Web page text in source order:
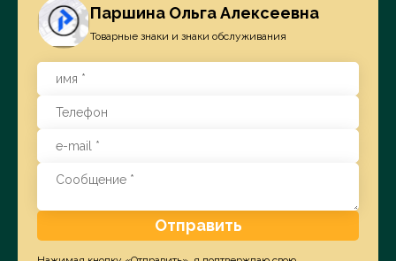
Паршина Ольга Алексеевна
Товарные знаки и знаки обслуживания
Отправить